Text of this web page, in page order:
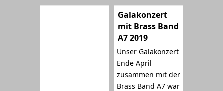
Galakonzert
mit Brass Band
A7 2019
Unser Galakonzert
Ende April
zusammen mit der
Brass Band A7 war